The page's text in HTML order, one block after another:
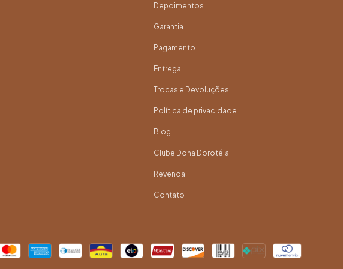
Depoimentos
Garantia
Pagamento
Entrega
Trocas e Devoluções
Política de privacidade
Blog
Clube Dona Dorotéia
Revenda
Contato